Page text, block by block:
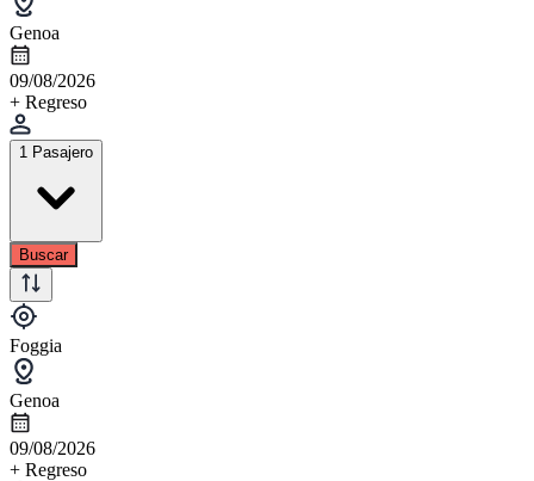
Genoa
09/08/2026
+ Regreso
1 Pasajero
Buscar
Foggia
Genoa
09/08/2026
+ Regreso